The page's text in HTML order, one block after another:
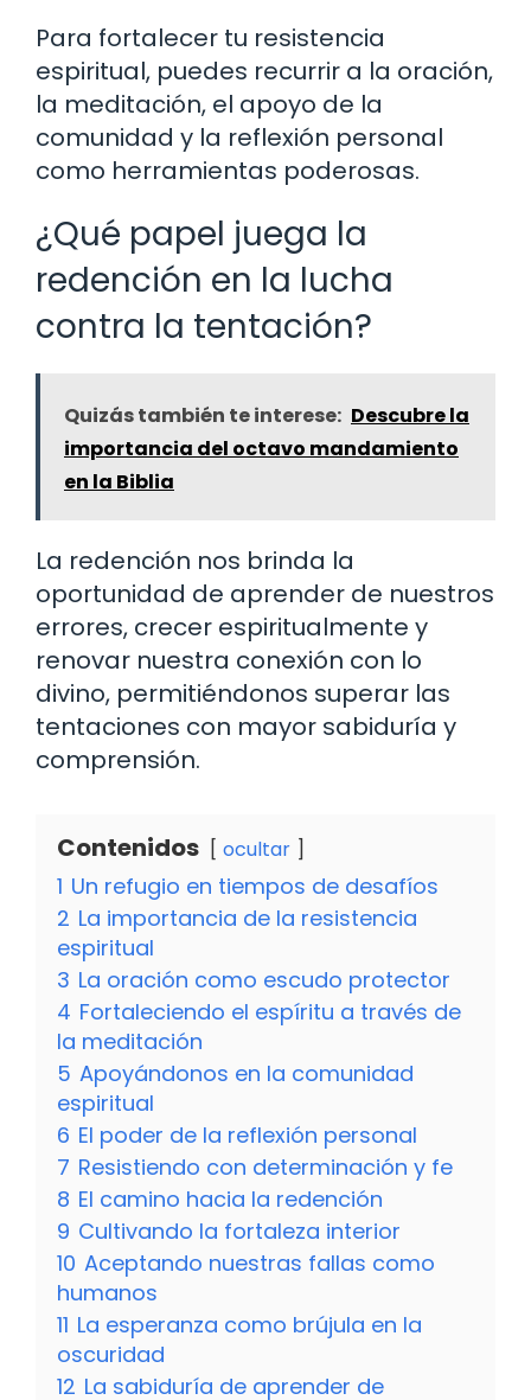
Para fortalecer tu resistencia
espiritual, puedes recurrir a la oración,
la meditación, el apoyo de la
comunidad y la reflexión personal
como herramientas poderosas.
¿Qué papel juega la
redención en la lucha
contra la tentación?
Quizás también te interese: Descubre la
importancia del octavo mandamiento
en la Biblia
La redención nos brinda la
oportunidad de aprender de nuestros
errores, crecer espiritualmente y
renovar nuestra conexión con lo
divino, permitiéndonos superar las
tentaciones con mayor sabiduría y
comprensión.
Contenidos ocultar
1 Un refugio en tiempos de desafíos
2 La importancia de la resistencia
espiritual
3 La oración como escudo protector
4 Fortaleciendo el espíritu a través de
la meditación
5 Apoyándonos en la comunidad
espiritual
6 El poder de la reflexión personal
7 Resistiendo con determinación y fe
8 El camino hacia la redención
9 Cultivando la fortaleza interior
10 Aceptando nuestras fallas como
humanos
11 La esperanza como brújula en la
oscuridad
12 La sabiduría de aprender de